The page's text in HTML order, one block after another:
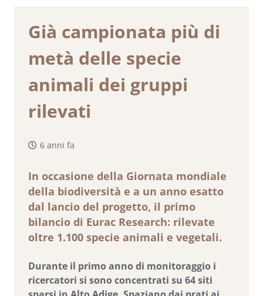
Già campionata più di
metà delle specie
animali dei gruppi
rilevati
6 anni fa
In occasione della Giornata mondiale
della biodiversità e a un anno esatto
dal lancio del progetto, il primo
bilancio di Eurac Research: rilevate
oltre 1.100 specie animali e vegetali.
Durante il primo anno di monitoraggio i
ricercatori si sono concentrati su 64 siti